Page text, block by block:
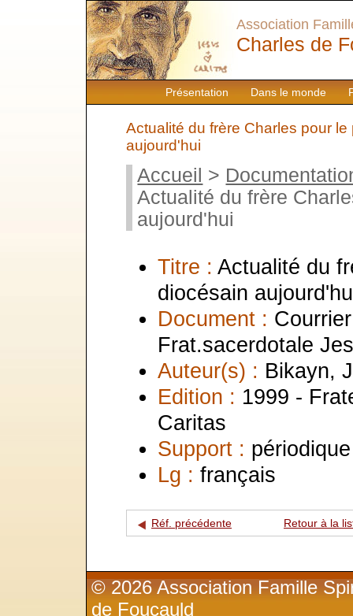
Présentation Dans le monde
Association
Charles de
Actualité du frère Charles pour
aujourd'hui
Accueil >
Actualité du frère
aujourd'hui
Titre : Actualité du
diocésain
Document :
Frat.sacerdotale
Auteur(s) : Bikayn,
Edition : 1999 -
Caritas
Support : périodique
Lg : français
Réf. précédente Retour à la
© 2026 Association Famille
de Foucauld